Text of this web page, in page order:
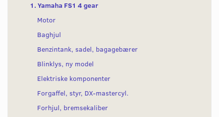
1. Yamaha FS1 4 gear
Motor
Baghjul
Benzintank, sadel, bagagebærer
Blinklys, ny model
Elektriske komponenter
Forgaffel, styr, DX-mastercyl.
Forhjul, bremsekaliber